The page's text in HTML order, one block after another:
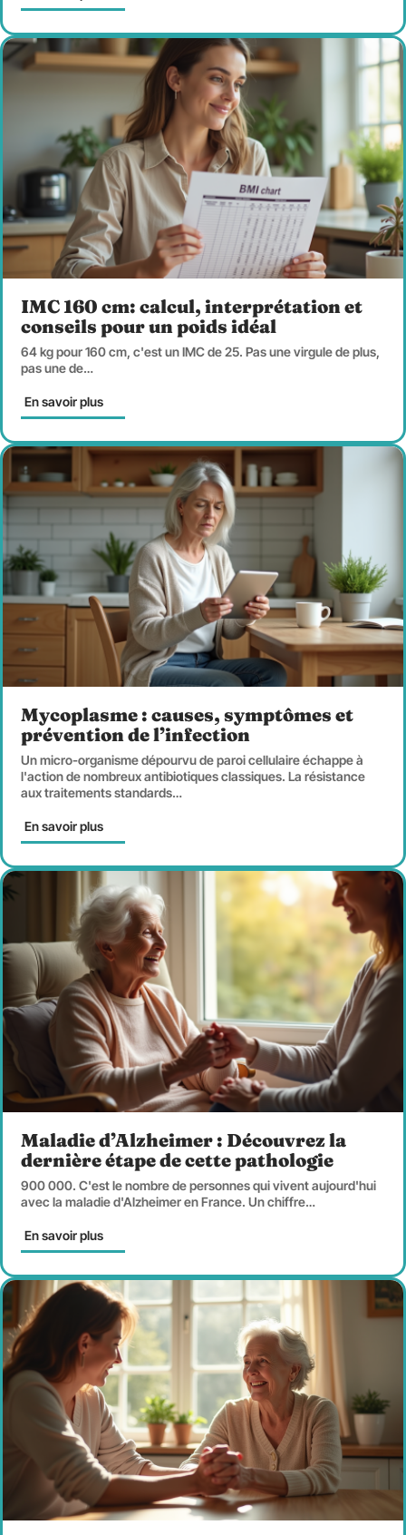
IMC 160 cm: calcul, interprétation et
conseils pour un poids idéal
64 kg pour 160 cm, c'est un IMC de 25. Pas une virgule de plus,
pas une de…
En savoir plus
Mycoplasme : causes, symptômes et
prévention de l’infection
Un micro-organisme dépourvu de paroi cellulaire échappe à
l'action de nombreux antibiotiques classiques. La résistance
aux traitements standards…
En savoir plus
Maladie d’Alzheimer : Découvrez la
dernière étape de cette pathologie
900 000. C'est le nombre de personnes qui vivent aujourd'hui
avec la maladie d'Alzheimer en France. Un chiffre…
En savoir plus